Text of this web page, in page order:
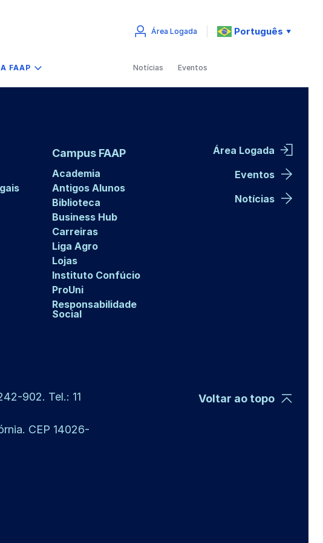
A FAAP
Área Logada Português ▼
Notícias Eventos
Campus FAAP
Academia
Antigos Alunos
Biblioteca
Business Hub
Carreiras
Liga Agro
Lojas
Instituto Confúcio
ProUni
Responsabilidade
Social
Área Logada
Eventos
Notícias
902. Tel.: 11
CEP 14026-
Voltar ao topo